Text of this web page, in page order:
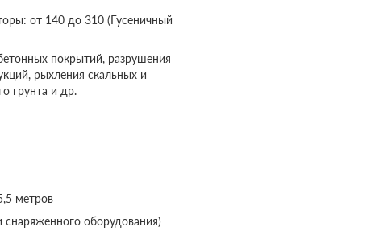
от 140 до 310 (Гусеничный
покрытий, разрушения
рыхления скальных и
грунта и др.
метров
оборудования)